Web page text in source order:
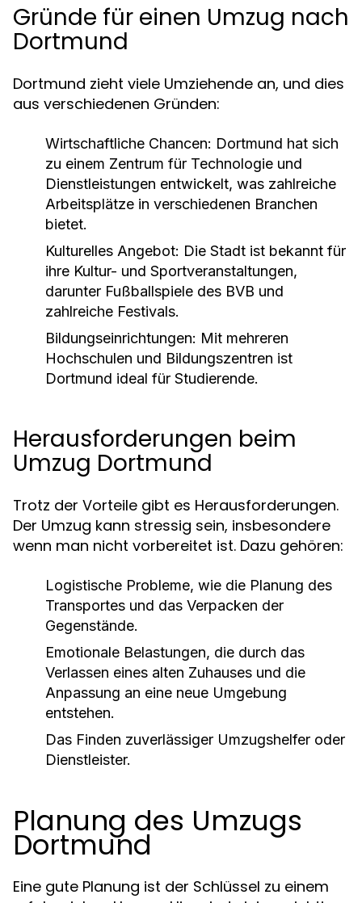
Gründe für einen Umzug nach
Dortmund
Dortmund zieht viele Umziehende an, und dies
aus verschiedenen Gründen:
Wirtschaftliche Chancen: Dortmund hat sich
zu einem Zentrum für Technologie und
Dienstleistungen entwickelt, was zahlreiche
Arbeitsplätze in verschiedenen Branchen
bietet.
Kulturelles Angebot: Die Stadt ist bekannt für
ihre Kultur- und Sportveranstaltungen,
darunter Fußballspiele des BVB und
zahlreiche Festivals.
Bildungseinrichtungen: Mit mehreren
Hochschulen und Bildungszentren ist
Dortmund ideal für Studierende.
Herausforderungen beim
Umzug Dortmund
Trotz der Vorteile gibt es Herausforderungen.
Der Umzug kann stressig sein, insbesondere
wenn man nicht vorbereitet ist. Dazu gehören:
Logistische Probleme, wie die Planung des
Transportes und das Verpacken der
Gegenstände.
Emotionale Belastungen, die durch das
Verlassen eines alten Zuhauses und die
Anpassung an eine neue Umgebung
entstehen.
Das Finden zuverlässiger Umzugshelfer oder
Dienstleister.
Planung des Umzugs
Dortmund
Eine gute Planung ist der Schlüssel zu einem